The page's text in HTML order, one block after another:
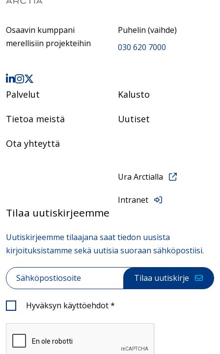
Osaavin kumppani
merellisiin projekteihin
Puhelin (vaihde)
030 620 7000
Palvelut Kalusto
Tietoa meistä Uutiset
Ota yhteyttä
Ura Arctialla
Intranet
Tilaa uutiskirjeemme
Uutiskirjeemme tilaajana saat tiedon uusista
kirjoituksistamme sekä uutisia suoraan sähköpostiisi.
Sähköposti * Tilaa uutiskirje
Hyväksyn käyttöehdot*